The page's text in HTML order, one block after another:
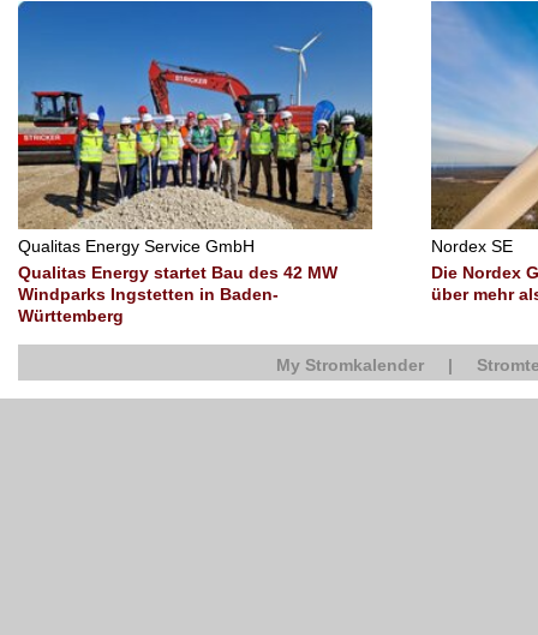
Qualitas Energy Service GmbH
Qualitas Energy startet Bau des 42 MW
Windparks Ingstetten in Baden-
Württemberg
Nordex SE
Die Nordex
über mehr
My Stromkalender |